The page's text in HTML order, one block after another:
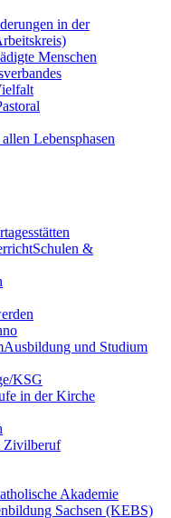
in der
Menschen
Lebensphasen
Schulen &
Ausbildung und Studium
KSG
in der Kirche
Zivilberuf
Akademie